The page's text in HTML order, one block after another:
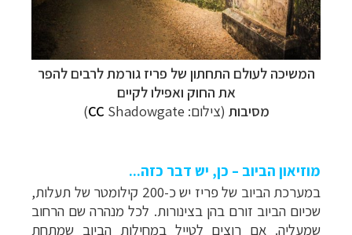
המשיכה לעולם התחתון של פריז גורמת לרבים להפר
את החוק ואפילו לקיים
מסיבות (צילום: CC Shadowgate)
מוזיאון הביוב – כן, יש דבר כזה...
במערכת הביוב של פריז יש כ-200 קילומטר של תעלות,
שכיום הביוב זורם בהן בצינורות. לכל מנהרה שם הרחוב
שמעליה. אם רוצים לטייל במחילות הביוב שמתחת